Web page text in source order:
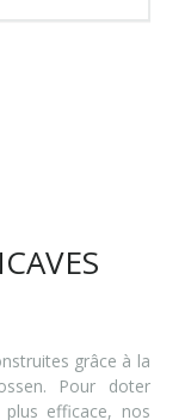
grâce à la
Pour doter
efficace, nos